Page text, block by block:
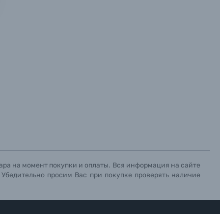
данных.
данных.
на момент покупки и оплаты. Вся информация на сайте
просим Вас при покупке проверять наличие
данных.